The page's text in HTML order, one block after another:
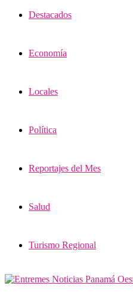
Destacados
Economía
Locales
Política
Reportajes del Mes
Salud
Turismo Regional